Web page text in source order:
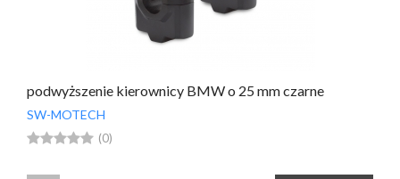
podwyższenie kierownicy BMW o 25 mm czarne
SW-MOTECH
 (0)